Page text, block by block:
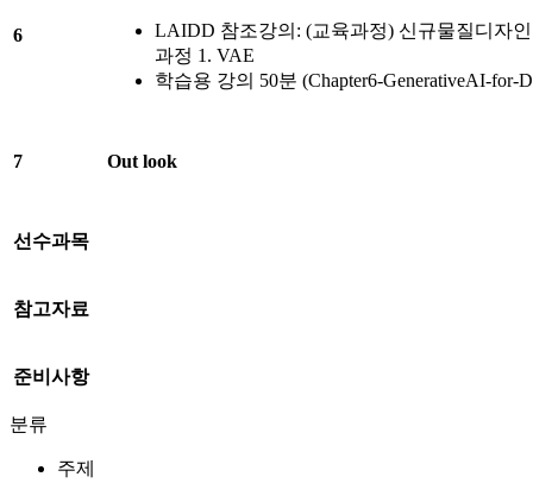
6
LAIDD 참조강의: (교육과정) 신규물질디자
과정 1. VAE
학습용 강의 50분 (Chapter6-GenerativeAI-for-
7 Out look
선수과목
참고자료
준비사항
분류
주제